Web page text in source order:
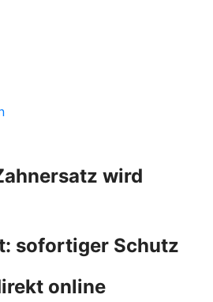
wird
sofortiger Schutz
online